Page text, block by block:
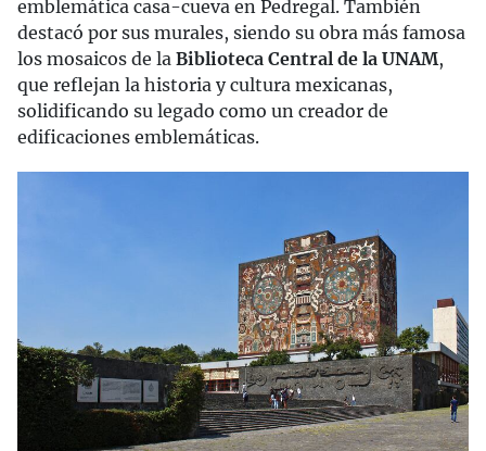
emblemática casa-cueva en Pedregal. También
destacó por sus murales, siendo su obra más famosa
los mosaicos de la Biblioteca Central de la UNAM,
que reflejan la historia y cultura mexicanas,
solidificando su legado como un creador de
edificaciones emblemáticas.